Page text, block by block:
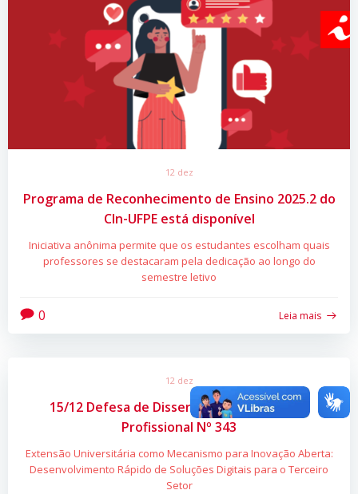
12 dez
Programa de Reconhecimento de Ensino 2025.2 do
CIn-UFPE está disponível
Iniciativa anônima permite que os estudantes escolham quais
professores se destacaram pela dedicação ao longo do
semestre letivo
0 Leia mais
12 dez
15/12 Defesa de Dissertação de Mestrado
Profissional Nº 343
Extensão Universitária como Mecanismo para Inovação Aberta:
Desenvolvimento Rápido de Soluções Digitais para o Terceiro
Setor